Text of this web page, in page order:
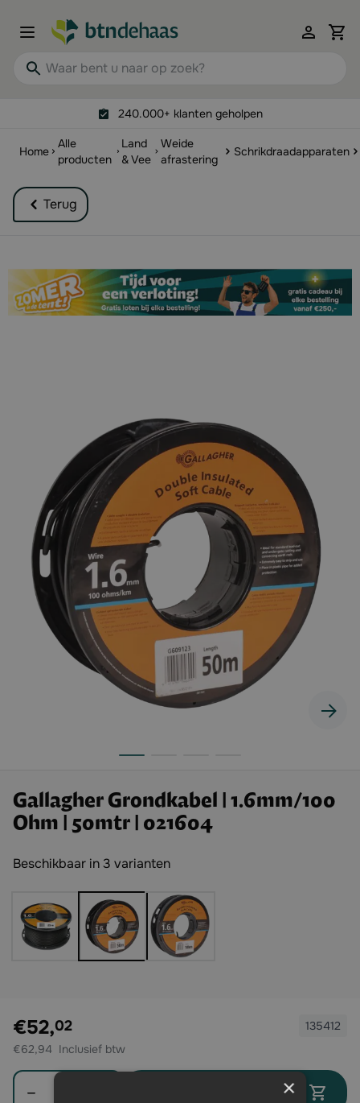
Waar bent u naar op zoek?
240.000+ klanten geholpen
Home
Alle
producten
Land
& Vee
Weide
afrastering
Schrikdraadapparaten
Terug
Gallagher Grondkabel | 1.6mm/100
Ohm | 50mtr | 021604
Beschikbaar in 3 varianten
Exclusief btw:
€52,02
€62,94
135412
Aantal ×